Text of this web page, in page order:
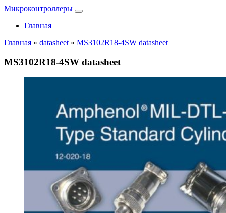
Микроконтроллеры
Главная
Главная » datasheet » MS3102R18-4SW datasheet
MS3102R18-4SW datasheet